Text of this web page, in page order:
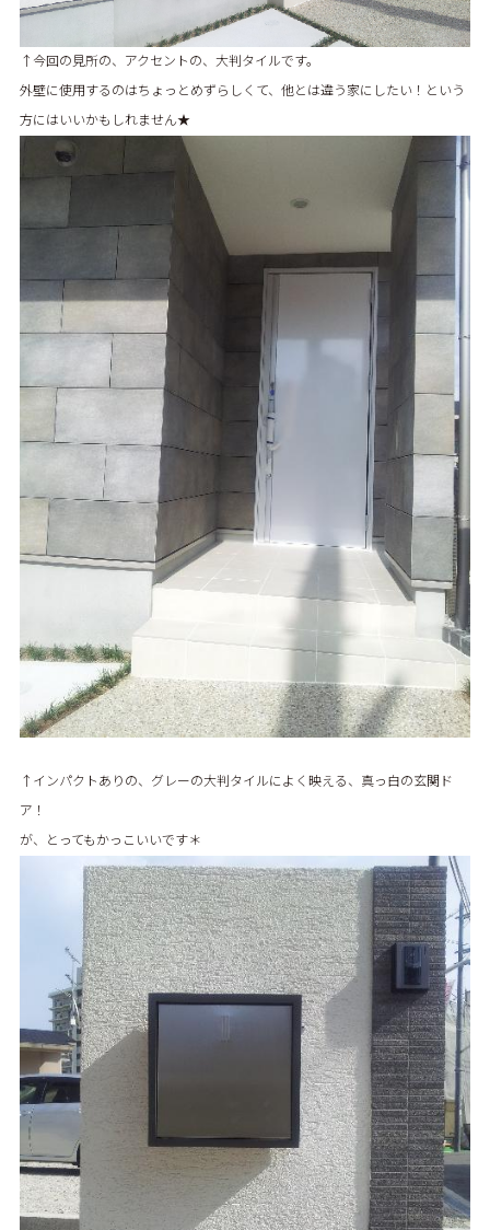
↑今回の見所の、アクセントの、大判タイルです。
外壁に使用するのはちょっとめずらしくて、他とは違う家にしたい！という
方にはいいかもしれません★
↑インパクトありの、グレーの大判タイルによく映える、真っ白の玄関ド
ア！
が、とってもかっこいいです＊